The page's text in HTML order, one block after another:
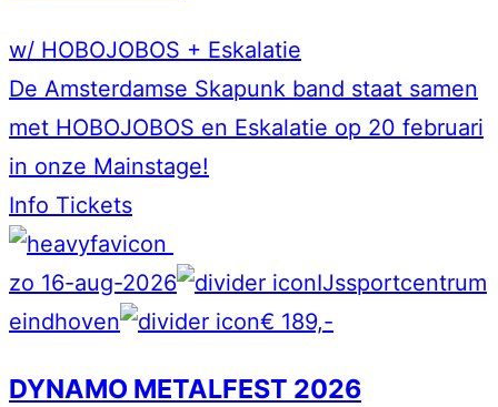
w/ HOBOJOBOS + Eskalatie
De Amsterdamse Skapunk band staat samen
met HOBOJOBOS en Eskalatie op 20 februari
in onze Mainstage!
Info Tickets
zo 16-aug-2026
IJssportcentrum
eindhoven
€ 189,-
DYNAMO METALFEST 2026